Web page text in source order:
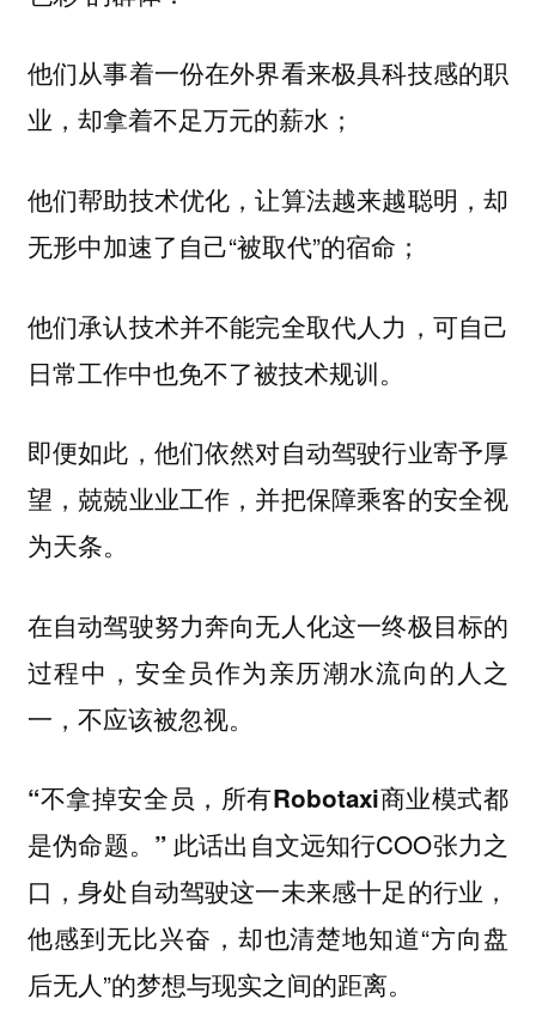
他们从事着一份在外界看来极具科技感的职
业，却拿着不足万元的薪水；
他们帮助技术优化，让算法越来越聪明，却
无形中加速了自己“被取代”的宿命；
他们承认技术并不能完全取代人力，可自己
日常工作中也免不了被技术规训。
即便如此，他们依然对自动驾驶行业寄予厚
望，兢兢业业工作，并把保障乘客的安全视
为天条。
在自动驾驶努力奔向无人化这一终极目标的
过程中，安全员作为亲历潮水流向的人之
一，不应该被忽视。
“不拿掉安全员，所有Robotaxi商业模式都
是伪命题。” 此话出自文远知行COO张力之
口，身处自动驾驶这一未来感十足的行业，
他感到无比兴奋，却也清楚地知道“方向盘
后无人”的梦想与现实之间的距离。